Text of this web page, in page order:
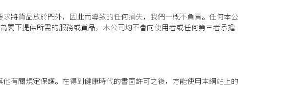
將貨品放於門外，因此而導致的任何損失，我們一概不負責。任何本公
閣下提供所需的服務或貨品，本公司均不會向使用者或任何第三者承擔
有關規定保護。在得到健康時代的書面許可之後，方能使用本網站上的